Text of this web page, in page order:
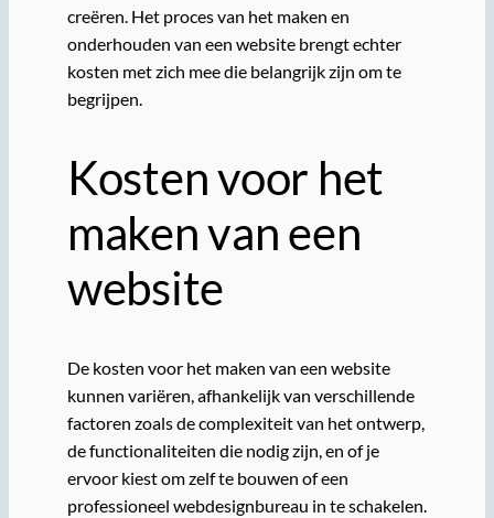
creëren. Het proces van het maken en
onderhouden van een website brengt echter
kosten met zich mee die belangrijk zijn om te
begrijpen.
Kosten voor het
maken van een
website
De kosten voor het maken van een website
kunnen variëren, afhankelijk van verschillende
factoren zoals de complexiteit van het ontwerp,
de functionaliteiten die nodig zijn, en of je
ervoor kiest om zelf te bouwen of een
professioneel webdesignbureau in te schakelen.